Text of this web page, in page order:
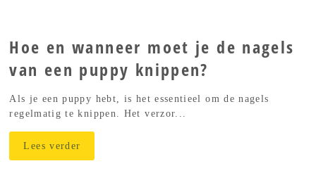
Hoe en wanneer moet je de nagels
van een puppy knippen?
Als je een puppy hebt, is het essentieel om de nagels
regelmatig te knippen. Het verzor...
Lees verder